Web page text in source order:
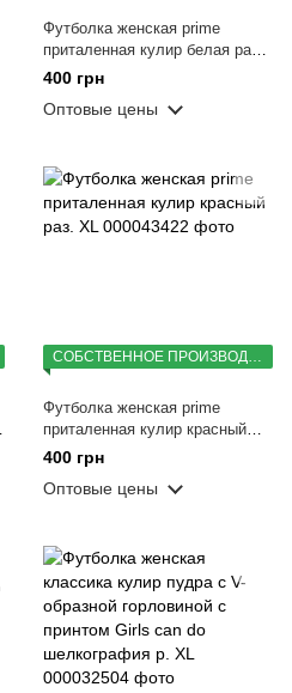
Футболка женская prime
приталенная кулир белая раз.
XL
400 грн
Оптовые цены
Футболка женская prime
приталенная кулир красный
раз. XL
400 грн
Оптовые цены